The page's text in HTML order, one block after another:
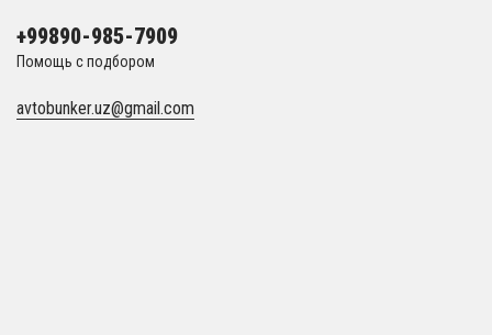
+99890-985-7909
Помощь с подбором
avtobunker.uz@gmail.com